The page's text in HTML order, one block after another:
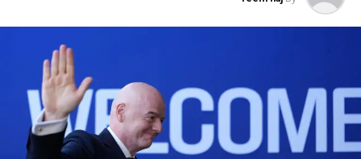
2027 بالمغرب، وسط توقعات بانضمام المزيد من الاتحادات
الأوروبية إلى حملة سحب الدعم من إنفانتينو، في خطوة قد تعيد